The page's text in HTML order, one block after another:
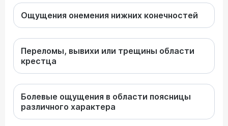
Ощущения онемения нижних конечностей
Переломы, вывихи или трещины области
крестца
Болевые ощущения в области поясницы
различного характера